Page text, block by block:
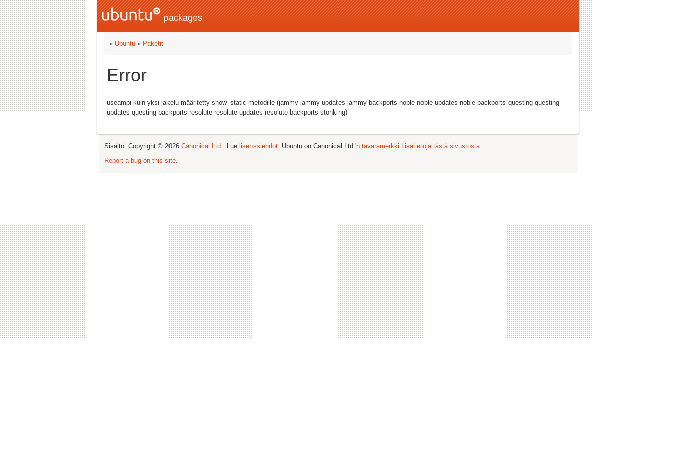
packages
» Ubuntu » Paketit
Error
useampi kuin yksi jakelu määritetty show_static-metodille (jammy jammy-updates jammy-backports noble noble-updates noble-backports questing questing-
updates questing-backports resolute resolute-updates resolute-backports stonking)
Sisältö: Copyright © 2026 Canonical Ltd.. Lue lisenssiehdot. Ubuntu on Canonical Ltd.'n tavaramerkki Lisätietoja tästä sivustosta.
Report a bug on this site.